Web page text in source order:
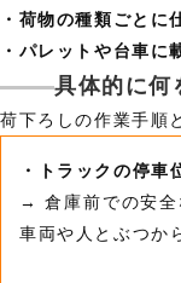
・荷物の種類ごとに
・パレットや台車に
具体的に何
荷下ろしの作業手順
・トラックの停車
→ 倉庫前での安全
車両や人とぶつか